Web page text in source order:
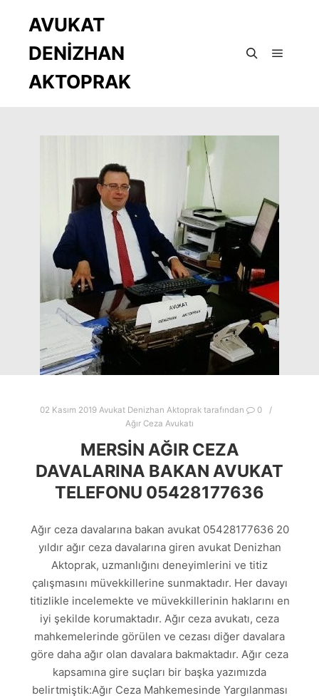
AVUKAT
DENİZHAN
AKTOPRAK
02 Kasım 2019 Avukat Denizhan Aktoprak tarafından
0
Ağır Ceza Avukatı
MERSIN AĞIR CEZA
DAVALARINA BAKAN AVUKAT
TELEFONU 05428177636
Ağır ceza davalarına bakan avukat 05428177636 20
yıldır ağır ceza davalarına giren avukat Denizhan
Aktoprak, uzmanlığını deneyimlerini ve titiz
çalışmasını müvekkillerine sunmaktadır. Her davayı
titizlikle incelemekte ve müvekkillerinin haklarını en
iyi şekilde korumaktadır. Ağır ceza avukatı, ceza
mahkemelerinde görülen ve cezası diğer davalara
göre daha ağır olan davalara bakmaktadır. Ağır ceza
kapsamına gire suçları bir başka yazımızda
belirtmiştik:Ağır Ceza Mahkemesinde Yargılanması